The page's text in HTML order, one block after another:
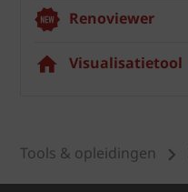
Renoviewer
Visualisatietool
Tools & opleidingen